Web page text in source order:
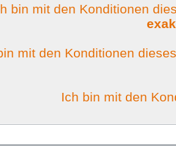
bin mit den Konditionen
mit den Konditionen
Ich bin mit den